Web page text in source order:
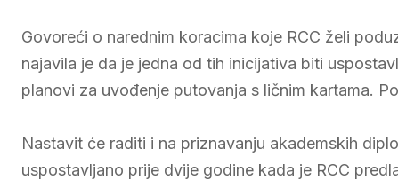
Govoreći o narednim koracima koje RCC želi
najavila je da je jedna od tih inicijativa biti
planovi za uvođenje putovanja s ličnim kartama.
Nastavit će raditi i na priznavanju akademskih
uspostavljano prije dvije godine kada je RCC